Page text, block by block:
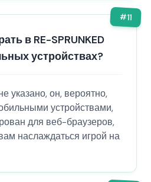
#11
в RE-SPRUNKED
устройствах?
указано, он, вероятно,
устройствами,
для веб-браузеров,
наслаждаться игрой на